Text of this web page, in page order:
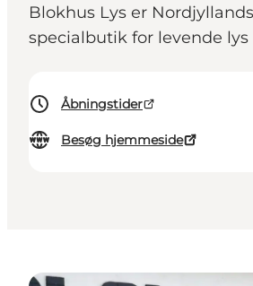
Blokhus Lys er
specialbutik for levende lys
Åbningstider
Besøg hjemmeside